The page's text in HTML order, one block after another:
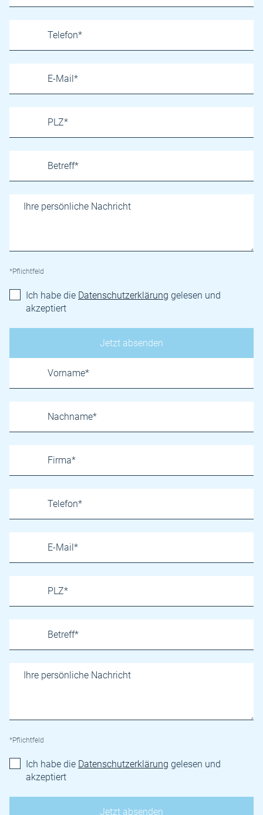
*Pflichtfeld
Ich habe die Datenschutzerklärung gelesen und
akzeptiert
*Pflichtfeld
Ich habe die Datenschutzerklärung gelesen und
akzeptiert